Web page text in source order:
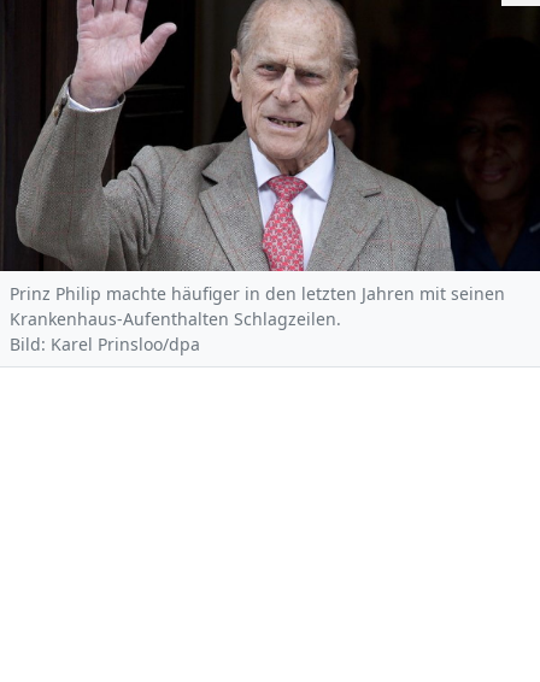
Prinz Philip machte häufiger in den letzten Jahren mit seinen
Krankenhaus-Aufenthalten Schlagzeilen.
Bild: Karel Prinsloo/dpa